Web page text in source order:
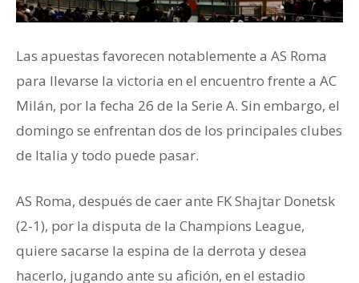
Las apuestas favorecen notablemente a AS Roma
para llevarse la victoria en el encuentro frente a AC
Milán, por la fecha 26 de la Serie A. Sin embargo, el
domingo se enfrentan dos de los principales clubes
de Italia y todo puede pasar.
AS Roma, después de caer ante FK Shajtar Donetsk
(2-1), por la disputa de la Champions League,
quiere sacarse la espina de la derrota y desea
hacerlo, jugando ante su afición, en el estadio